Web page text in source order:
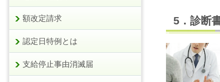
5．診断
額改定請求
認定日特例とは
支給停止事由消滅届